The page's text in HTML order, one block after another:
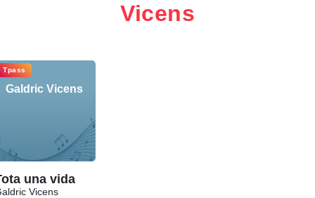
Vicens
Tpass
Galdric Vicens
una vida
Vicens